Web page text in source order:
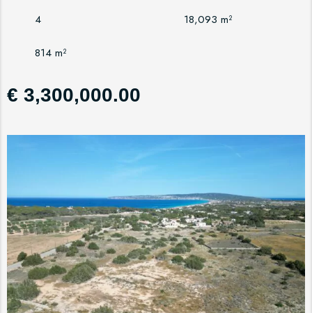
4 18,093 m²
814 m²
€ 3,300,000.00